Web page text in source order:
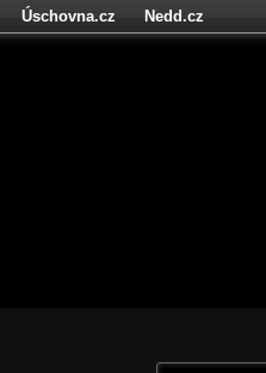
Úschovna.cz
Nedd.cz